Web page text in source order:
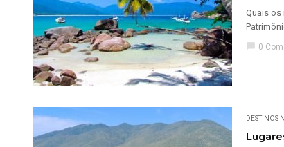
Quais os
chat_bubble 0
DESTINOS